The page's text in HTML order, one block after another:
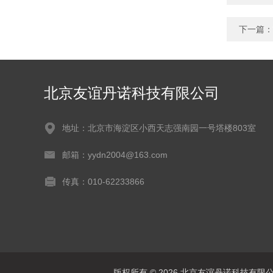
下一篇：
北京友谊丹诺科技有限公司
地址：北京市海淀区小西天志强南园一号塔楼803室
邮箱：yydn2004@163.com
传真：010-62233866